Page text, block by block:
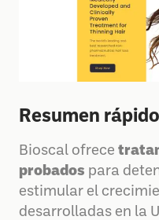
Resumen rápido
Bioscal ofrece
probados para
estimular el
desarrolladas en la